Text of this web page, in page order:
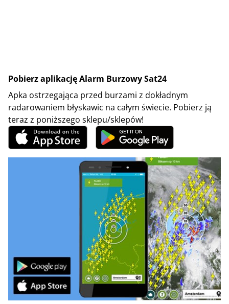
Pobierz aplikację Alarm Burzowy Sat24
Apka ostrzegająca przed burzami z dokładnym
radarowaniem błyskawic na całym świecie. Pobierz ją
teraz z poniższego sklepu/sklepów!